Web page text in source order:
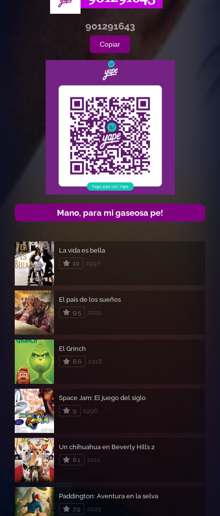
901291643
Copiar
Mano, para mi gaseosa pe!
La vida es bella
10
1997
El país de los sueños
9.5
2022
El Grinch
8.6
2018
Space Jam: El juego del siglo
9
1996
Un chihuahua en Beverly Hills 2
8.1
2011
Paddington: Aventura en la selva
7.9
2025